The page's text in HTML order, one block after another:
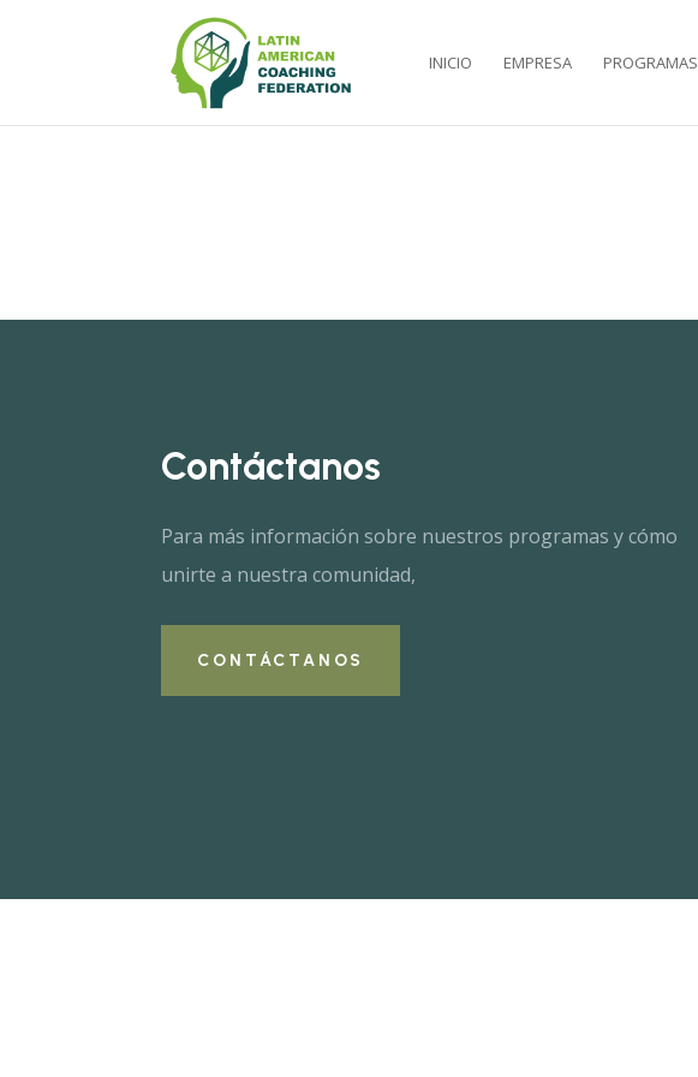
INICIO EMPRESA PROGRAMAS
Contáctanos
Para más información sobre nuestros programas y cómo
unirte a nuestra comunidad,
CONTÁCTANOS